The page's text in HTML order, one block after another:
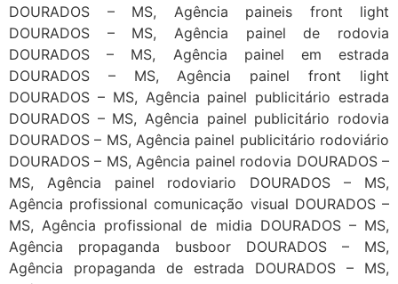
DOURADOS – MS, Agência paineis front light
DOURADOS – MS, Agência painel de rodovia
DOURADOS – MS, Agência painel em estrada
DOURADOS – MS, Agência painel front light
DOURADOS – MS, Agência painel publicitário estrada
DOURADOS – MS, Agência painel publicitário rodovia
DOURADOS – MS, Agência painel publicitário rodoviário
DOURADOS – MS, Agência painel rodovia DOURADOS –
MS, Agência painel rodoviario DOURADOS – MS,
Agência profissional comunicação visual DOURADOS –
MS, Agência profissional de midia DOURADOS – MS,
Agência propaganda busboor DOURADOS – MS,
Agência propaganda de estrada DOURADOS – MS,